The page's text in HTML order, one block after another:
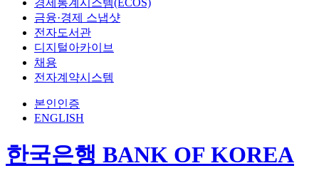
경제통계시스템(ECOS)
금융·경제 스냅샷
전자도서관
디지털아카이브
채용
전자계약시스템
본인인증
ENGLISH
한국은행 BANK OF KOREA